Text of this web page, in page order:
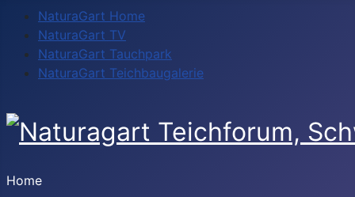
NaturaGart Home
NaturaGart TV
NaturaGart Tauchpark
NaturaGart Teichbaugalerie
Home